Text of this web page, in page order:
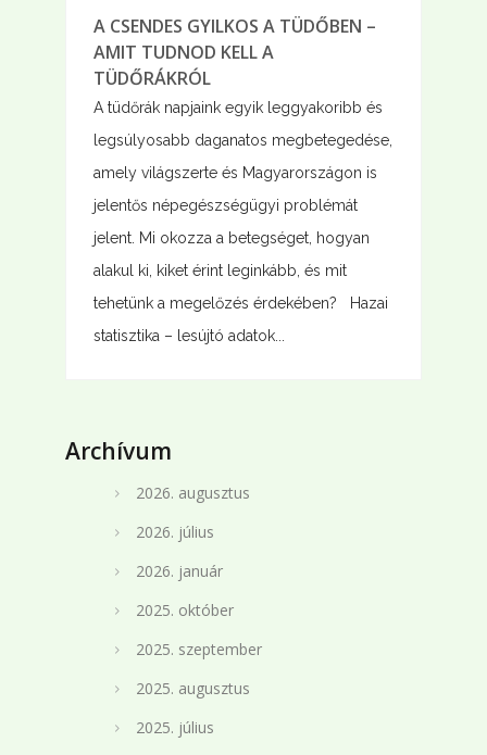
A CSENDES GYILKOS A TÜDŐBEN –
AMIT TUDNOD KELL A
TÜDŐRÁKRÓL
A tüdőrák napjaink egyik leggyakoribb és
legsúlyosabb daganatos megbetegedése,
amely világszerte és Magyarországon is
jelentős népegészségügyi problémát
jelent. Mi okozza a betegséget, hogyan
alakul ki, kiket érint leginkább, és mit
tehetünk a megelőzés érdekében? Hazai
statisztika – lesújtó adatok...
Archívum
2026. augusztus
2026. július
2026. január
2025. október
2025. szeptember
2025. augusztus
2025. július